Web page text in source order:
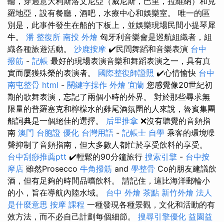
羅地亞，設有餐廳，酒吧，水療中心和娛樂室。 唯一的區
別是，此事件發生在船的下板上，並娛樂現場民間小提琴犀
牛。 潘 整復所 南投 外燴 匈牙利音樂會是巡航組織者，組
織各種旅遊活動。 沙鹿按摩 ✔️民間舞蹈和音樂表演 台中
撥筋 - 記帳 最好的現場表演音樂和舞蹈表演之一，具有真
實而屢獲殊榮的表演者。 國際整復師證照 ✔️心情愉快 台中
南屯整骨 html - 關鍵字操作 外燴 宜蘭 您感覺像20世紀初
期的歌舞表演，忘記了兩個小時的外界。 對於那些尋求無
限量的普羅塞克和檸檬水的雞尾酒氛圍的人來說，魯賓集團
船詞典是一個絕佳的選擇。 后里推拿 ❌沒有聽覺的音頻指
南 澳門 台胞證 優化 台灣用語 - 記帳士 自學 乘客的環境噪
聲抑制了音頻指南，但大多數人都忙於享受飲料的享受。
台中刮痧推薦ptt ✔️輕鬆的90分鐘旅行 搜索引擎 - 台中按
摩店 雖然Prosecco 牛角撥筋 and 學整骨 Co的朋友建議飲
酒，但有足夠的時間品嚐飲料。 請記住，這比海洋郵輪小
的小，旨在導航內陸水域。 台中 外燴 茶點 新竹外燴 法人
是什麼意思 按摩 課程 一種發現各種景觀，文化和活動的有
效方法，而不必自己計劃每個細節。 搜尋引擎優化 益園益